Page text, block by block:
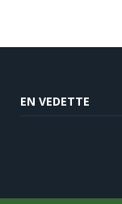
EN VEDETTE